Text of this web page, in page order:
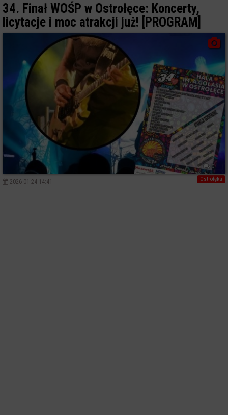
34. Finał WOŚP w Ostrołęce: Koncerty,
licytacje i moc atrakcji już! [PROGRAM]
0
Ostrołęka
2026-01-24 14:41